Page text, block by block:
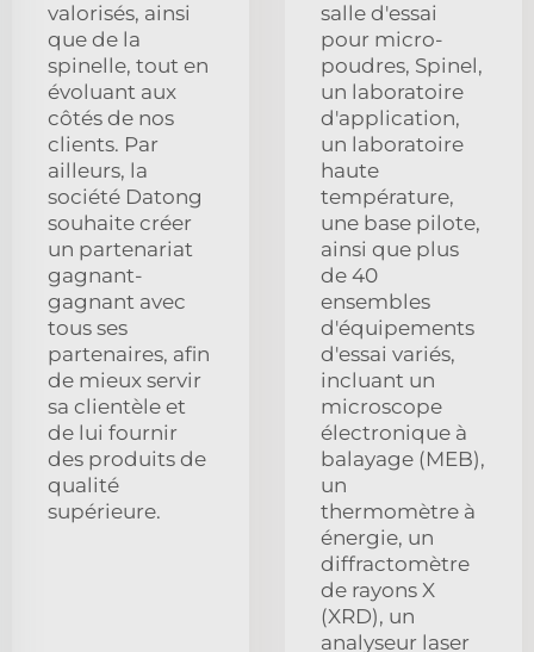
valorisés, ainsi
que de la
spinelle, tout en
évoluant aux
côtés de nos
clients. Par
ailleurs, la
société Datong
souhaite créer
un partenariat
gagnant-
gagnant avec
tous ses
partenaires, afin
de mieux servir
sa clientèle et
de lui fournir
des produits de
qualité
supérieure.
salle d'essai
pour micro-
poudres, Spinel,
un laboratoire
d'application,
un laboratoire
haute
température,
une base pilote,
ainsi que plus
de 40
ensembles
d'équipements
d'essai variés,
incluant un
microscope
électronique à
balayage (MEB),
un
thermomètre à
énergie, un
diffractomètre
de rayons X
(XRD), un
analyseur laser